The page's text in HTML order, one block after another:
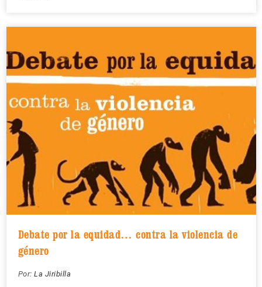
Debate por la equidad… contra la violencia de
género
Por: La Jiribilla